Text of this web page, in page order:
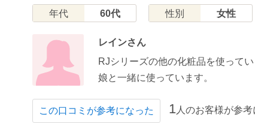
年代 60代 性別 女性
レインさん
RJシリーズの他の化粧品を使って
娘と一緒に使っています。
この口コミが参考になった 1 人のお客様が参